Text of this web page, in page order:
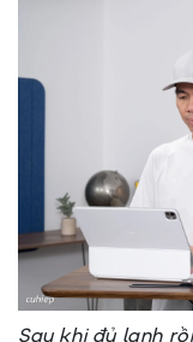
Sau khi đủ lạnh